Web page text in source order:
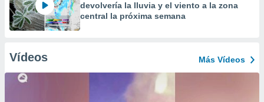
devolvería la lluvia y el viento a la zona
central la próxima semana
Vídeos Más Vídeos